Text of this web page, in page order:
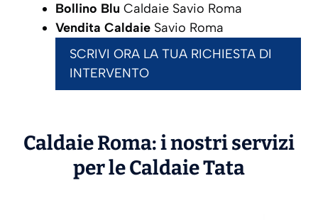
Bollino Blu Caldaie Savio Roma
Vendita Caldaie Savio Roma
SCRIVI ORA LA TUA RICHIESTA DI
INTERVENTO
Caldaie Roma: i nostri servizi
per le CaldaieTata